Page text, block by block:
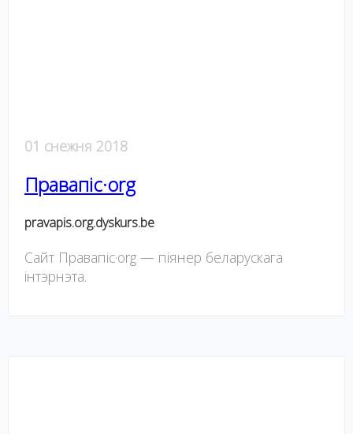
01 снежня 2018
Правапіс·org
pravapis.org.dyskurs.be
Cайт Правапіс·org — піянер беларускага
інтэрнэта.